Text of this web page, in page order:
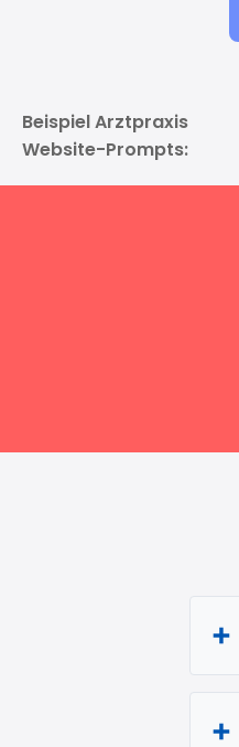
Beispiel Arztpraxis
Website-Prompts: